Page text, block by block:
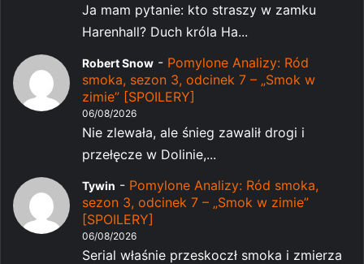
Ja mam pytanie: kto straszy w zamku
Harenhall? Duch króla Ha...
Robert Snow - Pomylone Analizy: Ród
smoka, sezon 3, odcinek 7 – „Smok w
zimie” [SPOILERY]
06/08/2026
Nie zlewała, ale śnieg zawalił drogi i
przełęcze w Dolinie,...
Tywin - Pomylone Analizy: Ród smoka,
sezon 3, odcinek 7 – „Smok w zimie”
[SPOILERY]
06/08/2026
Serial właśnie przeskoczł smoka i zmierza